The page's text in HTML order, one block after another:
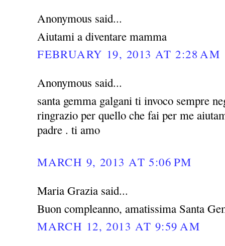
Anonymous said...
Aiutami a diventare mamma
FEBRUARY 19, 2013 AT 2:28 AM
Anonymous said...
santa gemma galgani ti invoco sempre
ringrazio per quello che fai per me
padre . ti amo
MARCH 9, 2013 AT 5:06 PM
Maria Grazia said...
Buon compleanno, amatissima Santa
MARCH 12, 2013 AT 9:59 AM